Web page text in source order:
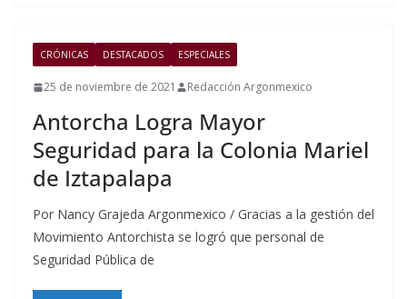
CRÓNICAS DESTACADOS ESPECIALES
25 de noviembre de 2021 Redacción Argonmexico
Antorcha Logra Mayor
Seguridad para la Colonia Mariel
de Iztapalapa
Por Nancy Grajeda Argonmexico / Gracias a la gestión del
Movimiento Antorchista se logró que personal de
Seguridad Pública de